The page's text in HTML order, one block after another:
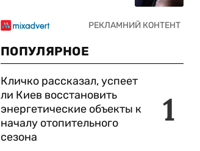
ПОПУЛЯРНОЕ
1
Кличко рассказал, успеет
ли Киев восстановить
энергетические объекты к
началу отопительного
сезона